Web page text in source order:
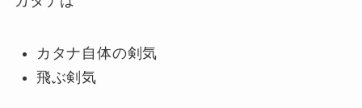
カタナ自体の剣気
飛ぶ剣気